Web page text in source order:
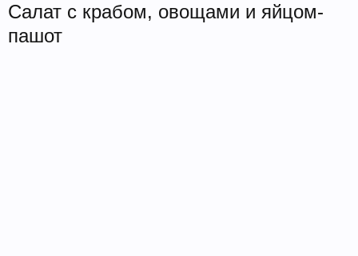
Салат с крабом, овощами и яйцом-
пашот